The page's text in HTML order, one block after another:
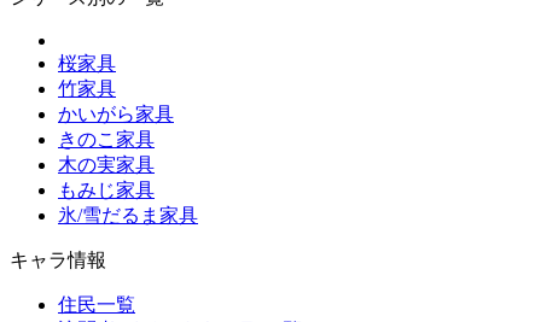
桜家具
竹家具
かいがら家具
きのこ家具
木の実家具
もみじ家具
氷/雪だるま家具
キャラ情報
住民一覧